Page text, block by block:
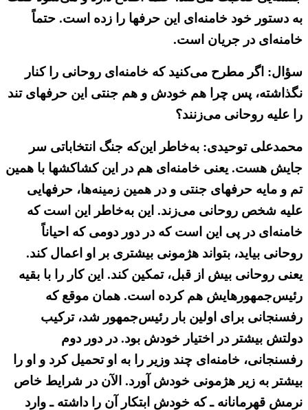
به دستور خود خامنه‌ای این حرفها را زده است. حتماً
خامنه‌ای در جریان است.
سؤال: اگر مطرح می‌کنید که خامنه‌ای روحانی را کنار
نگذاشته، پس چرا هم خودش و هم جنتی این حرفهای تند
را علیه روحانی می‌زنند؟
محمدعلی توحیدی: به‌خاطر این‌که جنگ انتخاباتی سر
جایش هست. یعنی خامنه‌ای هم در این کشاکشها با همین
تم و مایه حرفهای جنتی و در همین زمینه‌ها، حرفهایی
علیه شخص روحانی می‌زند. این به‌خاطر این است که
خامنه‌ای در پی این است که در دور دومی که احیاناً
روحانی بیاید، بتواند هژمونی بیشتری بر او اعمال کند.
یعنی روحانی بیش از قبل، تمکین کند. این کار را با بقیه
رئیس‌جمهورهایش هم کرده است. همان موقع که
رفسنجانی برای اولین بار رئیس‌جمهور شد، ترکیب
دولتش بیشتر در اختیار خودش بود. در دور دوم
رفسنجانی، خامنه‌ای چند وزیر را به او تحمیل کرد و او را
بیشتر به زیر هژمونی خودش آورد. الآن در شرایط خاص
نرمش قهرمانانه ـ که خودش ابتکار آن را داشته ـ وارد